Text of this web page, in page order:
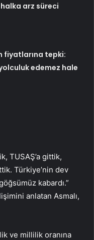
arz süreci
fiyatlarına tepki:
edemez hale
TUSAŞ’a gittik,
Türkiye’nin dev
kabardı.”
anlatan Asmalı,
ve millilik oranına